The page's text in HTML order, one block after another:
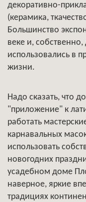
декоративно-
(керамика,
Большинство
веке и,
использовались в
жизни.
Надо сказать, что
"приложение" к
работать
карнавальных
использовать
новогодних
усадебном доме
наверное, яркие
традициях